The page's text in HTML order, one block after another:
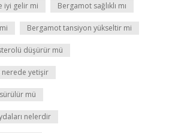
iyi gelir mi Bergamot sağlıklı mı
Bergamot tansiyon yükseltir mi
düşürür mü
yetişir
mü
nelerdir